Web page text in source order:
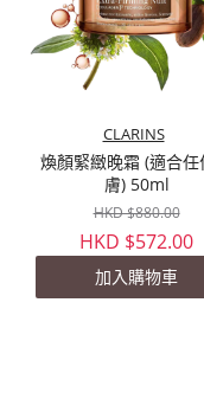
CLARINS
煥顏緊緻晚霜 (適合任
膚) 50ml
HKD $880.00
HKD $572.00
加入購物車